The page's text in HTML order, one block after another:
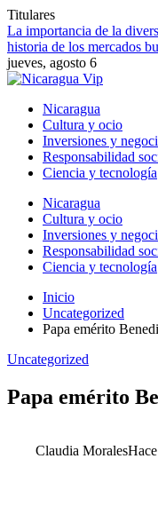
Titulares
La importancia de la
historia de los mercados
jueves, agosto 6
Nicaragua
Cultura y ocio
Inversiones y
Responsabilidad
Ciencia y tecnología
Nicaragua
Cultura y ocio
Inversiones y
Responsabilidad
Ciencia y tecnología
Inicio
Uncategorized
Papa emérito
Uncategorized
Papa emérito
Claudia Morales